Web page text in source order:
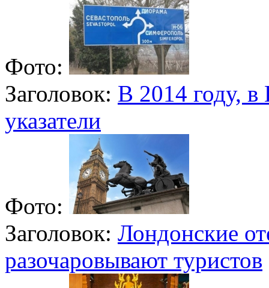
Фото:
Заголовок: В 2014 году, в
указатели
Фото:
Заголовок: Лондонские
разочаровывают туристов